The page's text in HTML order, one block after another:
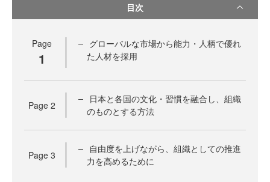
目次
Page
1
グローバルな市場から能力・人柄で優れ
た人材を採用
Page 2
日本と各国の文化・習慣を融合し、組織
のものとする方法
Page 3
自由度を上げながら、組織としての推進
力を高めるために